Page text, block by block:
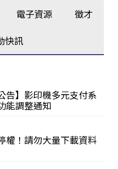
電子資源 徵才
快訊
告】影印機多元支付系
能調整通知
權！請勿大量下載資料